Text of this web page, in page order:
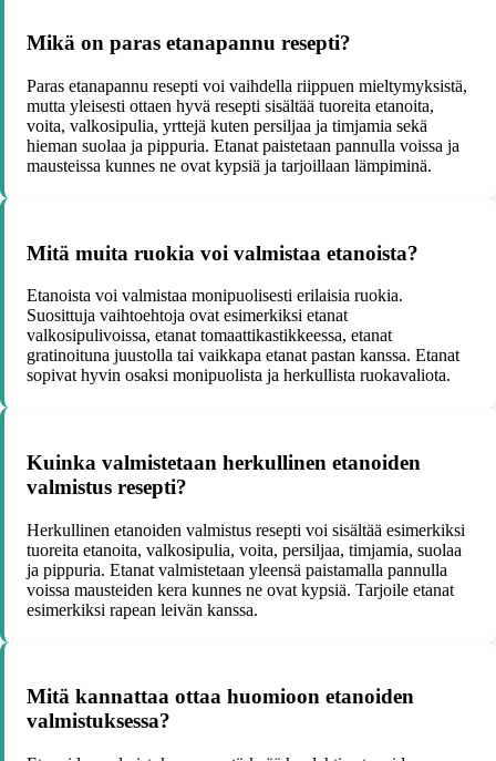
Mikä on paras etanapannu resepti?
Paras etanapannu resepti voi vaihdella riippuen mieltymyksistä,
mutta yleisesti ottaen hyvä resepti sisältää tuoreita etanoita,
voita, valkosipulia, yrttejä kuten persiljaa ja timjamia sekä
hieman suolaa ja pippuria. Etanat paistetaan pannulla voissa ja
mausteissa kunnes ne ovat kypsiä ja tarjoillaan lämpiminä.
Mitä muita ruokia voi valmistaa etanoista?
Etanoista voi valmistaa monipuolisesti erilaisia ruokia.
Suosittuja vaihtoehtoja ovat esimerkiksi etanat
valkosipulivoissa, etanat tomaattikastikkeessa, etanat
gratinoituna juustolla tai vaikkapa etanat pastan kanssa. Etanat
sopivat hyvin osaksi monipuolista ja herkullista ruokavaliota.
Kuinka valmistetaan herkullinen etanoiden
valmistus resepti?
Herkullinen etanoiden valmistus resepti voi sisältää esimerkiksi
tuoreita etanoita, valkosipulia, voita, persiljaa, timjamia, suolaa
ja pippuria. Etanat valmistetaan yleensä paistamalla pannulla
voissa mausteiden kera kunnes ne ovat kypsiä. Tarjoile etanat
esimerkiksi rapean leivän kanssa.
Mitä kannattaa ottaa huomioon etanoiden
valmistuksessa?